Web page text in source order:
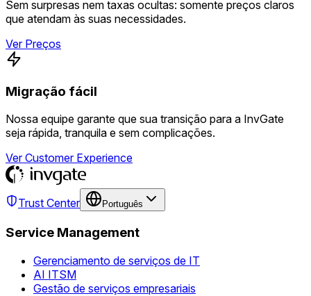
Sem surpresas nem taxas ocultas: somente preços claros
que atendam às suas necessidades.
Ver Preços
Migração fácil
Nossa equipe garante que sua transição para a InvGate
seja rápida, tranquila e sem complicações.
Ver Customer Experience
Trust Center Português
Service Management
Gerenciamento de serviços de IT
AI ITSM
Gestão de serviços empresariais